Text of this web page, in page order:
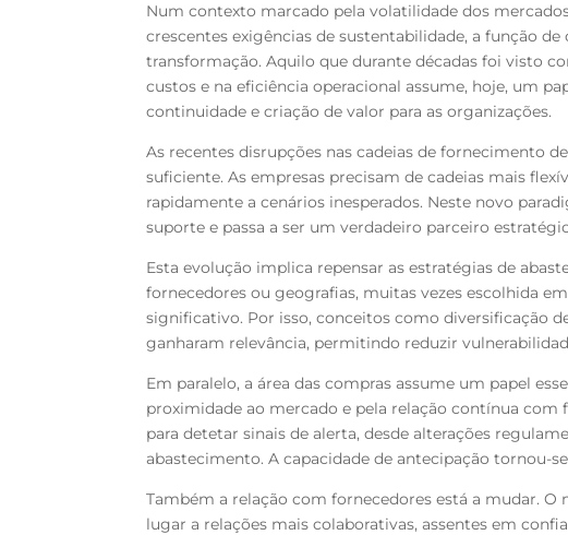
Num contexto marcado pela volatilidade dos
crescentes exigências de sustentabilidade, a função
transformação. Aquiloque durante décadas foi visto
custos e na eficiência operacional assume, hoje, um
continuidade e criação de valor para as organizações.
As recentes disrupções nas cadeias de fornecimento
suficiente. As empresas precisam de cadeias mais
rapidamente a cenários inesperados. Neste novo
suporte e passa a ser um verdadeiro parceiro
Esta evolução implica repensar as estratégias de
fornecedores ou geografias, muitasvezes escolhida
significativo. Por isso, conceitos como diversificação
ganharam relevância, permitindo reduzir
Em paralelo, a área das compras assume um papel
proximidade ao mercado e pela relação contínuacom
para detetar sinaisde alerta, desde alterações
abastecimento. A capacidade de antecipação tornou-
Também a relação com fornecedores está a mudar. O
lugar a relações mais colaborativas, assentes em